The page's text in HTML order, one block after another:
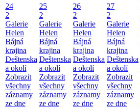
24
2
Galerie
Helen
Bájná
krajina
Deštenska
a okolí
Zobrazit
všechny
záznamy
ze dne
25
2
Galerie
Helen
Bájná
krajina
Deštenska
a okolí
Zobrazit
všechny
záznamy
ze dne
26
2
Galerie
Helen
Bájná
krajina
Deštenska
a okolí
Zobrazit
všechny
záznamy
ze dne
27
2
Galerie
Helen
Bájná
krajina
Deštenska
a okolí
Zobrazit
všechny
záznamy
ze dne